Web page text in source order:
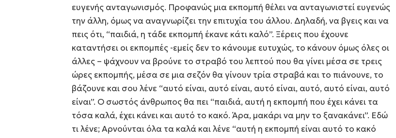
ευγενής ανταγωνισμός. Προφανώς μια εκπομπή θέλει να ανταγωνιστεί ευγενώς
την άλλη, όμως να αναγνωρίζει την επιτυχία του άλλου. Δηλαδή, να βγεις και να
πεις ότι, “παιδιά, η τάδε εκπομπή έκανε κάτι καλό”. Ξέρεις που έχουνε
καταντήσει οι εκπομπές -εμείς δεν το κάνουμε ευτυχώς, το κάνουν όμως όλες οι
άλλες – ψάχνουν να βρούνε το στραβό του λεπτού που θα γίνει μέσα σε τρεις
ώρες εκπομπής, μέσα σε μια σεζόν θα γίνουν τρία στραβά και το πιάνουνε, το
βάζουνε και σου λένε “αυτό είναι, αυτό είναι, αυτό είναι, αυτό, αυτό είναι, αυτό
είναι”. Ο σωστός άνθρωπος θα πει “παιδιά, αυτή η εκπομπή που έχει κάνει τα
τόσα καλά, έχει κάνει και αυτό το κακό. Άρα, μακάρι να μην το ξανακάνει”. Εδώ
τι λένε; Αρνούνται όλα τα καλά και λένε “αυτή η εκπομπή είναι αυτό το κακό